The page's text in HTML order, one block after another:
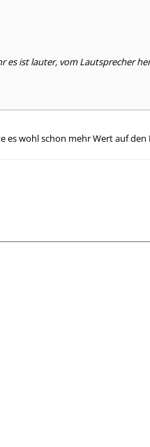
es ist lauter, vom Lautsprecher
es wohl schon mehr Wert auf